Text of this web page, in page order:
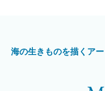
海の生きものを描くア